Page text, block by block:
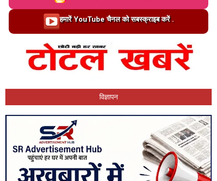
Loading…
हमारें YouTube चैनल को सबस्क्राइब करें .
विज्ञापन